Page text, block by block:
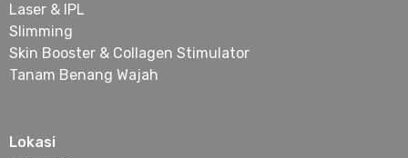
Laser & IPL
Slimming
Skin Booster & Collagen Stimulator
Tanam Benang Wajah
Lokasi